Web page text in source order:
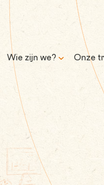
Wie zijn we?
Ons verhaal
Onze missie en belofte
Onze